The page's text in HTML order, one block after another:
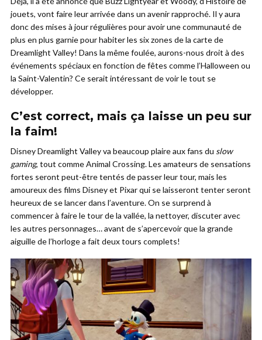
jouets, vont faire leur arrivée dans un avenir rapproché. Il y aura
donc des mises à jour régulières pour avoir une communauté de
plus en plus garnie pour habiter les six zones de la carte de
Dreamlight Valley! Dans la même foulée, aurons-nous droit à des
événements spéciaux en fonction de fêtes comme l’Halloween ou
la Saint-Valentin? Ce serait intéressant de voir le tout se
développer.
C’est correct, mais ça laisse un peu sur
la faim!
Disney Dreamlight Valley va beaucoup plaire aux fans du slow
gaming, tout comme Animal Crossing. Les amateurs de sensations
fortes seront peut-être tentés de passer leur tour, mais les
amoureux des films Disney et Pixar qui se laisseront tenter seront
heureux de se lancer dans l’aventure. On se surprend à
commencer à faire le tour de la vallée, la nettoyer, discuter avec
les autres personnages… avant de s’apercevoir que la grande
aiguille de l’horloge a fait deux tours complets!